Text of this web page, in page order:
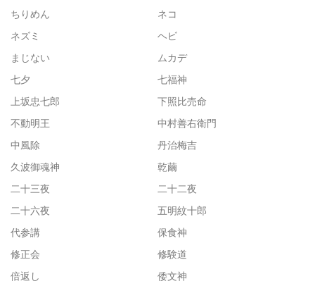
ちりめん
ネコ
ネズミ
ヘビ
まじない
ムカデ
七夕
七福神
上坂忠七郎
下照比売命
不動明王
中村善右衛門
中風除
丹治梅吉
久波御魂神
乾繭
二十三夜
二十二夜
二十六夜
五明紋十郎
代参講
保食神
修正会
修験道
倍返し
倭文神